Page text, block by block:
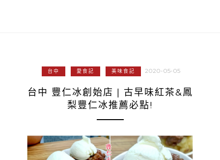
台中 愛食記 美味食記 2020-05-05
台中 豐仁冰創始店 | 古早味紅茶&鳳
梨豐仁冰推薦必點!